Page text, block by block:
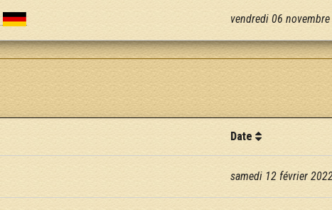
vendredi 06
Date
samedi 12 février